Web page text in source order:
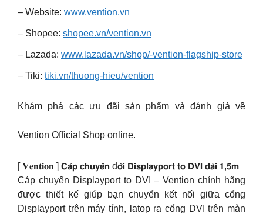
– Website: www.vention.vn
– Shopee: shopee.vn/vention.vn
– Lazada: www.lazada.vn/shop/-vention-flagship-store
– Tiki: tiki.vn/thuong-hieu/vention
Khám phá các ưu đãi sản phẩm và đánh giá về
Vention Official Shop online.
[ 𝐕𝐞𝐧𝐭𝐢𝐨𝐧 ] 𝗖𝗮́𝗽 𝗰𝗵𝘂𝘆𝗲̂̉𝗻 đ𝗼̂̉𝗶 𝗗𝗶𝘀𝗽𝗹𝗮𝘆𝗽𝗼𝗿𝘁 𝘁𝗼 𝗗𝗩𝗜 𝗱𝗮̀𝗶 𝟭,𝟱𝗺
Cáp chuyển Displayport to DVI – Vention chính hãng
được thiết kế giúp bạn chuyển kết nối giữa cổng
Displayport trên máy tính, latop ra cổng DVI trên màn